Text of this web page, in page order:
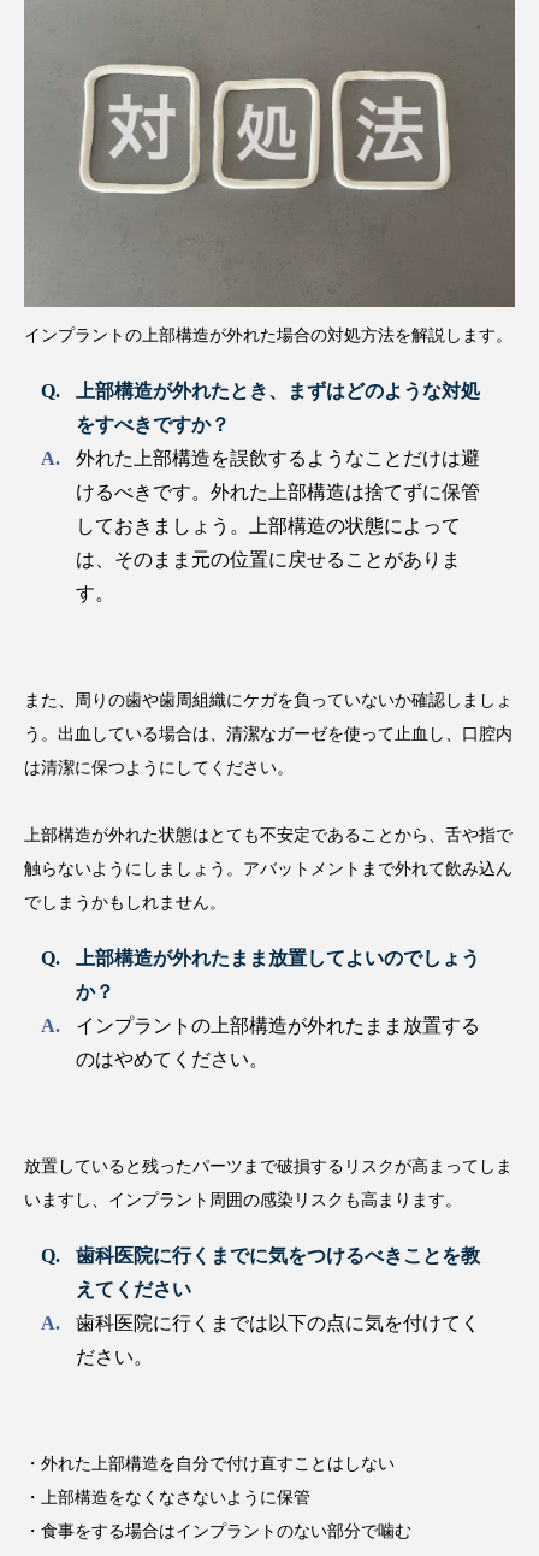
インプラントの上部構造が外れた場合の対処方法を解説します。
上部構造が外れたとき、まずはどのような対処
をすべきですか？
外れた上部構造を誤飲するようなことだけは避
けるべきです。外れた上部構造は捨てずに保管
しておきましょう。上部構造の状態によって
は、そのまま元の位置に戻せることがありま
す。
また、周りの歯や歯周組織にケガを負っていないか確認しましょ
う。出血している場合は、清潔なガーゼを使って止血し、口腔内
は清潔に保つようにしてください。
上部構造が外れた状態はとても不安定であることから、舌や指で
触らないようにしましょう。アバットメントまで外れて飲み込ん
でしまうかもしれません。
上部構造が外れたまま放置してよいのでしょう
か？
インプラントの上部構造が外れたまま放置する
のはやめてください。
放置していると残ったパーツまで破損するリスクが高まってしま
いますし、インプラント周囲の感染リスクも高まります。
歯科医院に行くまでに気をつけるべきことを教
えてください
歯科医院に行くまでは以下の点に気を付けてく
ださい。
・外れた上部構造を自分で付け直すことはしない
・上部構造をなくなさないように保管
・食事をする場合はインプラントのない部分で噛む